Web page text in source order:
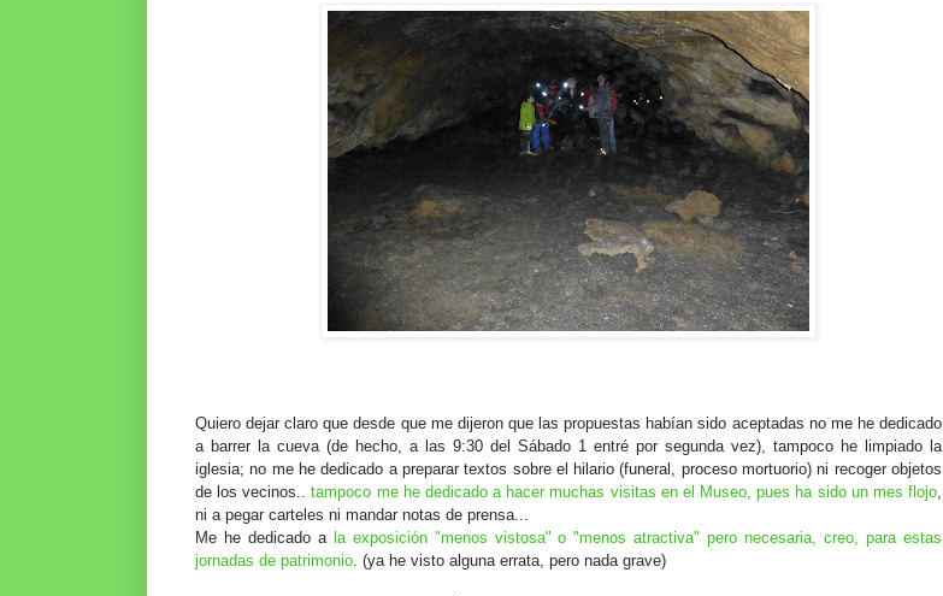
Quiero dejar claro que desde que me dijeron que las propuestas habían sido aceptadas no me he dedicado
a barrer la cueva (de hecho, a las 9:30 del Sábado 1 entré por segunda vez), tampoco he limpiado la
iglesia; no me he dedicado a preparar textos sobre el hilario (funeral, proceso mortuorio) ni recoger objetos
de los vecinos..tampoco me he dedicado a hacer muchas visitas en el Museo, pues ha sido un mes flojo,
ni a pegar carteles ni mandar notas de prensa...
Me he dedicado a la exposición "menos vistosa" o "menos atractiva" pero necesaria, creo, para estas
jornadas de patrimonio. (ya he visto alguna errata, pero nada grave)